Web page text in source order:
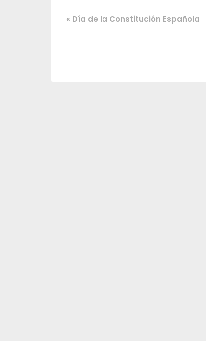
« Día de la Constitución Española